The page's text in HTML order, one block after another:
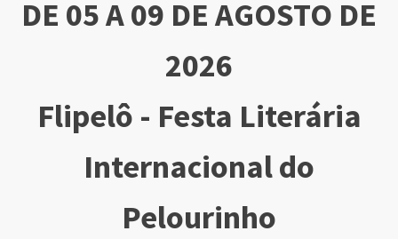
DE 05 A 09 DE AGOSTO DE
2026
Flipelô - Festa Literária
Internacional do
Pelourinho